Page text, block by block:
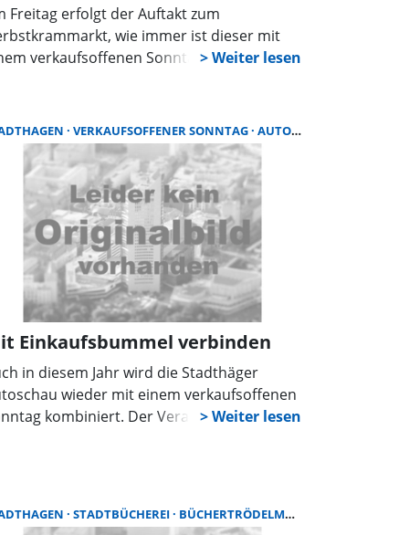
Freitag erfolgt der Auftakt zum
wie immer ist dieser mit
verkaufsoffenen Sonntag verbunden.
Alltagsstress durch die Stadthäger
zu bummeln.
VERKAUFSOFFENER SONNTAG AUTOSCHAU
Einkaufsbummel verbinden
in diesem Jahr wird die Stadthäger
wieder mit einem verkaufsoffenen
kombiniert. Der Veranstalter, der
durch die Innenstadt.
STADTBÜCHEREI BÜCHERTRÖDELMARKT